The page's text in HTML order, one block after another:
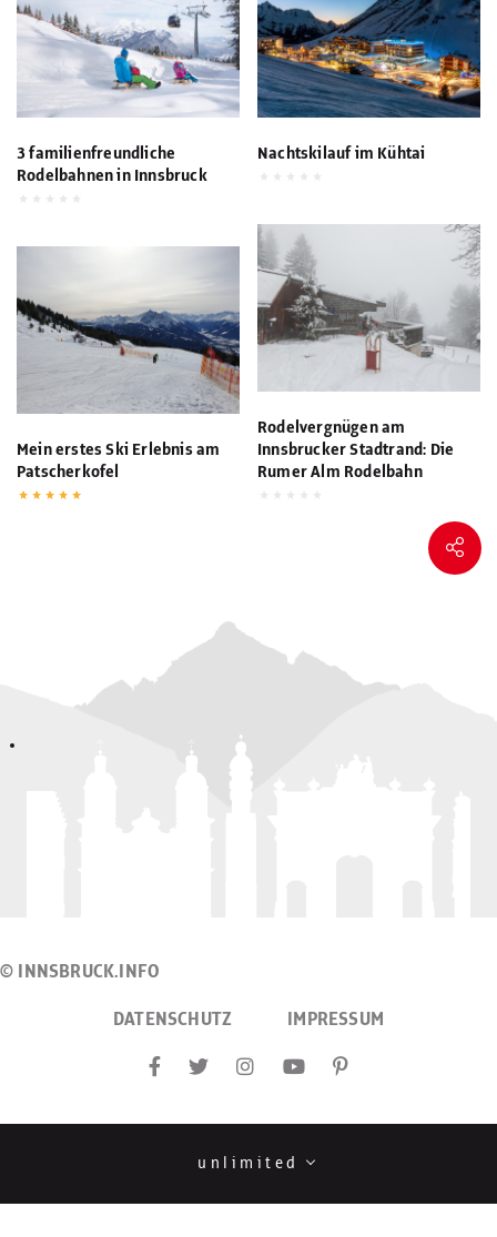
3 familienfreundliche
Rodelbahnen in Innsbruck
Nachtskilauf im Kühtai
Rodelvergnügen am
Innsbrucker Stadtrand: Die
Rumer Alm Rodelbahn
Mein erstes Ski Erlebnis am
Patscherkofel
© INNSBRUCK.INFO
DATENSCHUTZ IMPRESSUM
unlimited